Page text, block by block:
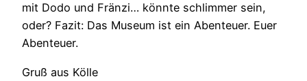
mit Dodo und Fränzi… könnte schlimmer sein,
oder? Fazit: Das Museum ist ein Abenteuer. Euer
Abenteuer.
Gruß aus Kölle